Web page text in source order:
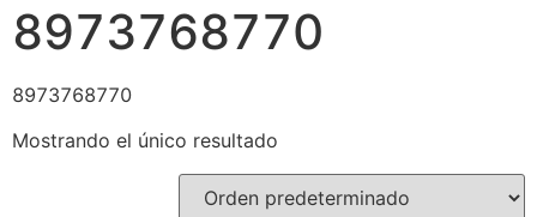
8973768770
8973768770
Mostrando el único resultado